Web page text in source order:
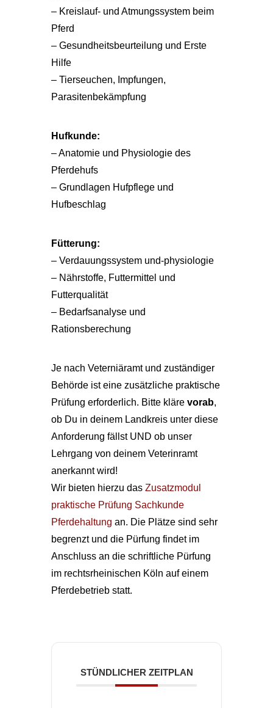
– Kreislauf- und Atmungssystem beim
Pferd
– Gesundheitsbeurteilung und Erste
Hilfe
– Tierseuchen, Impfungen,
Parasitenbekämpfung
Hufkunde:
– Anatomie und Physiologie des
Pferdehufs
– Grundlagen Hufpflege und
Hufbeschlag
Fütterung:
– Verdauungssystem und-physiologie
– Nährstoffe, Futtermittel und
Futterqualität
– Bedarfsanalyse und
Rationsberechung
Je nach Veterniäramt und zuständiger
Behörde ist eine zusätzliche praktische
Prüfung erforderlich. Bitte kläre vorab,
ob Du in deinem Landkreis unter diese
Anforderung fällst UND ob unser
Lehrgang von deinem Veterinramt
anerkannt wird!
Wir bieten hierzu das Zusatzmodul
praktische Prüfung Sachkunde
Pferdehaltung an. Die Plätze sind sehr
begrenzt und die Pürfung findet im
Anschluss an die schriftliche Pürfung
im rechtsrheinischen Köln auf einem
Pferdebetrieb statt.
STÜNDLICHER ZEITPLAN